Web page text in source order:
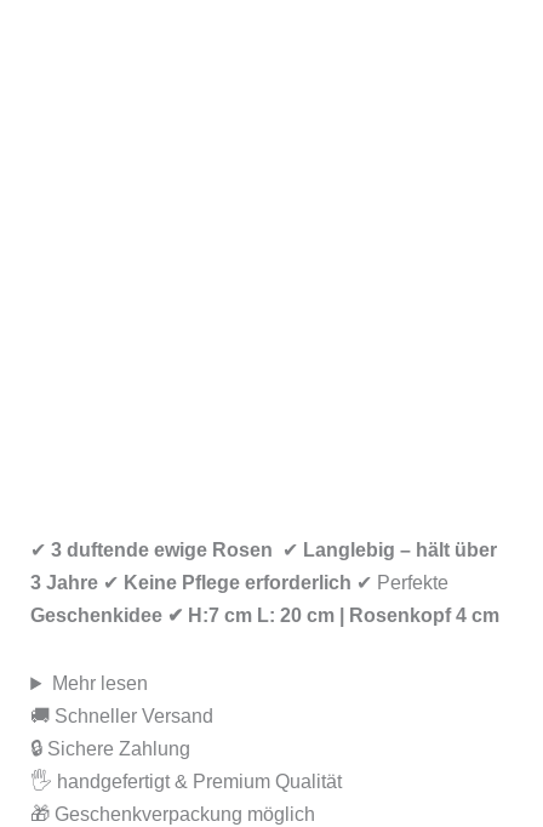
✔3 duftende ewige Rosen ✔ Langlebig – hält über
3 Jahre ✔ Keine Pflege erforderlich ✔ Perfekte
Geschenkidee ✔ H:7 cm L: 20 cm | Rosenkopf 4 cm
Mehr lesen
🚚 Schneller Versand
🔒 Sichere Zahlung
🖐️ handgefertigt & Premium Qualität
🎁 Geschenkverpackung möglich